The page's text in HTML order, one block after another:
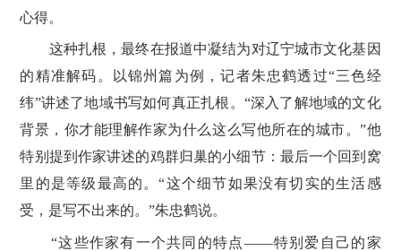
心得。
这种扎根，最终在报道中凝结为对辽宁城市文化基因
的精准解码。以锦州篇为例，记者朱忠鹤透过“三色经
纬”讲述了地域书写如何真正扎根。“深入了解地域的文化
背景，你才能理解作家为什么这么写他所在的城市。”他
特别提到作家讲述的鸡群归巢的小细节：最后一个回到窝
里的是等级最高的。“这个细节如果没有切实的生活感
受，是写不出来的。”朱忠鹤说。
“这些作家有一个共同的特点——特别爱自己的家